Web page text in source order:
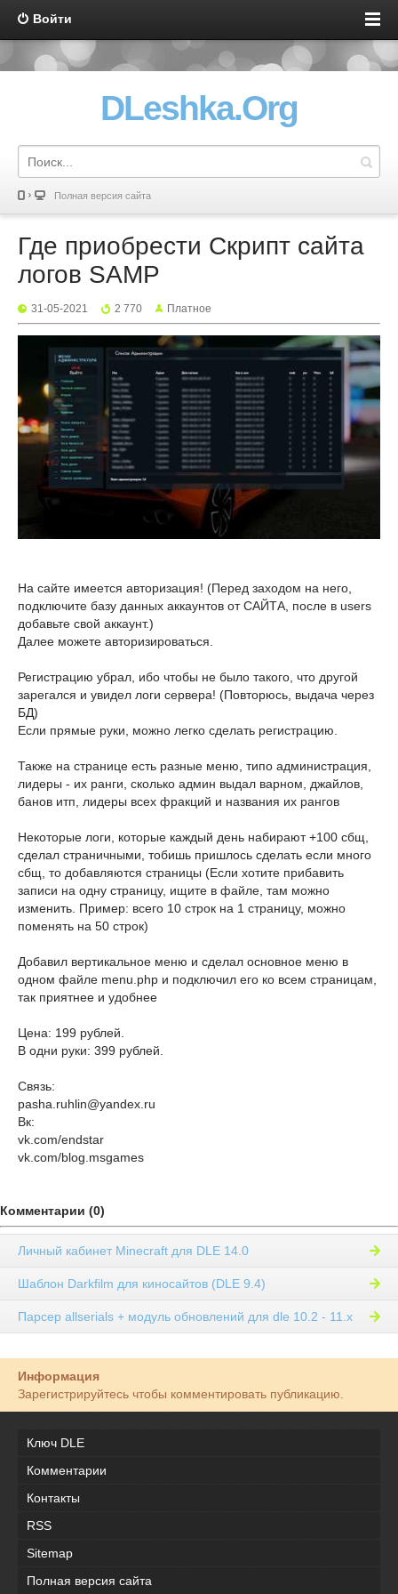
Войти
DLeshka.Org
Полная версия сайта
Где приобрести Скрипт сайта
логов SAMP
31-05-2021 2 770 Платное
На сайте имеется авторизация! (Перед заходом на него,
подключите базу данных аккаунтов от САЙТА, после в users
добавьте свой аккаунт.)
Далее можете авторизироваться.
Регистрацию убрал, ибо чтобы не было такого, что другой
зарегался и увидел логи сервера! (Повторюсь, выдача через
БД)
Если прямые руки, можно легко сделать регистрацию.
Также на странице есть разные меню, типо администрация,
лидеры - их ранги, сколько админ выдал варном, джайлов,
банов итп, лидеры всех фракций и названия их рангов
Некоторые логи, которые каждый день набирают +100 сбщ,
сделал страничными, тобишь пришлось сделать если много
сбщ, то добавляются страницы (Если хотите прибавить
записи на одну страницу, ищите в файле, там можно
изменить. Пример: всего 10 строк на 1 страницу, можно
поменять на 50 строк)
Добавил вертикальное меню и сделал основное меню в
одном файле menu.php и подключил его ко всем страницам,
так приятнее и удобнее
Цена: 199 рублей.
В одни руки: 399 рублей.
Связь:
pasha.ruhlin@yandex.ru
Вк:
vk.com/endstar
vk.com/blog.msgames
Комментарии (0)
Личный кабинет Minecraft для DLE 14.0
Шаблон Darkfilm для киносайтов (DLE 9.4)
Парсер allserials + модуль обновлений для dle 10.2 - 11.x
Информация
Зарегистрируйтесь чтобы комментировать публикацию.
Ключ DLE
Комментарии
Контакты
RSS
Sitemap
Полная версия сайта